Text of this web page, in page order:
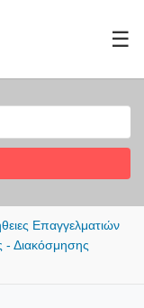
☰
Επαγγελματιών
Διακόσμησης